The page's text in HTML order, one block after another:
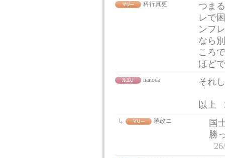
科行真更
つま
レで
ンフ
なら
ころ
ほど
nanoda それ
以上
暁改ニ
国
勝